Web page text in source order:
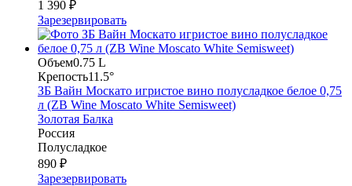
1 390 ₽
Зарезервировать
Объем0.75 L
Крепость11.5°
ЗБ Вайн Москато игристое вино полусладкое белое 0,75
л (ZB Wine Moscato White Semisweet)
Золотая Балка
Россия
Полусладкое
890 ₽
Зарезервировать